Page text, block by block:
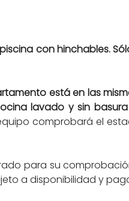
con hinchables.
está en las
lavado y sin
comprobará el
para su
a disponibilidad y